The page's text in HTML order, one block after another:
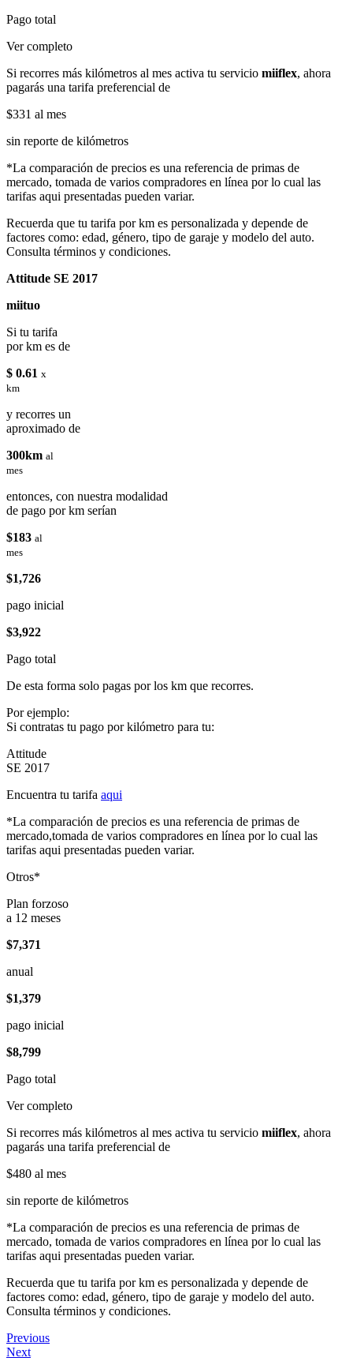
Pago total
Ver completo
Si recorres más kilómetros al mes activa tu servicio miiflex, ahora
pagarás una tarifa preferencial de
$331 al mes
sin reporte de kilómetros
*La comparación de precios es una referencia de primas de
mercado, tomada de varios compradores en línea por lo cual las
tarifas aqui presentadas pueden variar.
Recuerda que tu tarifa por km es personalizada y depende de
factores como: edad, género, tipo de garaje y modelo del auto.
Consulta términos y condiciones.
Attitude SE 2017
miituo
Si tu tarifa
por km es de
$ 0.61 x
km
y recorres un
aproximado de
300km al
mes
entonces, con nuestra modalidad
de pago por km serían
$183 al
mes
$1,726
pago inicial
$3,922
Pago total
De esta forma solo pagas por los km que recorres.
Por ejemplo:
Si contratas tu pago por kilómetro para tu:
Attitude
SE 2017
Encuentra tu tarifa aqui
*La comparación de precios es una referencia de primas de
mercado,tomada de varios compradores en línea por lo cual las
tarifas aqui presentadas pueden variar.
Otros*
Plan forzoso
a 12 meses
$7,371
anual
$1,379
pago inicial
$8,799
Pago total
Ver completo
Si recorres más kilómetros al mes activa tu servicio miiflex, ahora
pagarás una tarifa preferencial de
$480 al mes
sin reporte de kilómetros
*La comparación de precios es una referencia de primas de
mercado, tomada de varios compradores en línea por lo cual las
tarifas aqui presentadas pueden variar.
Recuerda que tu tarifa por km es personalizada y depende de
factores como: edad, género, tipo de garaje y modelo del auto.
Consulta términos y condiciones.
Previous
Next